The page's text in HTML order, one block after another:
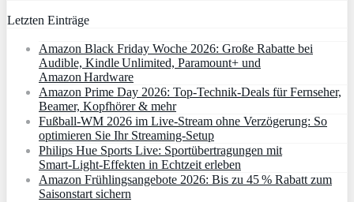
Letzten Einträge
Amazon Black Friday Woche 2026: Große Rabatte bei
Audible, Kindle Unlimited, Paramount+ und
Amazon Hardware
Amazon Prime Day 2026: Top-Technik-Deals für Fernseher,
Beamer, Kopfhörer & mehr
Fußball-WM 2026 im Live-Stream ohne Verzögerung: So
optimieren Sie Ihr Streaming-Setup
Philips Hue Sports Live: Sportübertragungen mit
Smart‑Light‑Effekten in Echtzeit erleben
Amazon Frühlingsangebote 2026: Bis zu 45 % Rabatt zum
Saisonstart sichern